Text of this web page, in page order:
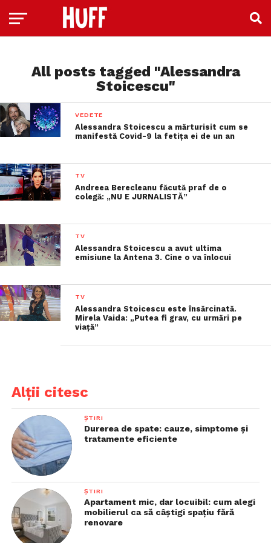
All posts tagged "Alessandra
Stoicescu"
VEDETE
Alessandra Stoicescu a mărturisit cum se
manifestă Covid-9 la fetița ei de un an
TV
Andreea Berecleanu făcută praf de o
colegă: „NU E JURNALISTĂ”
TV
Alessandra Stoicescu a avut ultima
emisiune la Antena 3. Cine o va înlocui
TV
Alessandra Stoicescu este însărcinată.
Mirela Vaida: „Putea fi grav, cu urmări pe
viață”
Alții citesc
ȘTIRI
Durerea de spate: cauze, simptome și
tratamente eficiente
ȘTIRI
Apartament mic, dar locuibil: cum alegi
mobilierul ca să câștigi spațiu fără
renovare